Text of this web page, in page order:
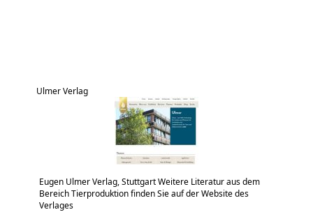
Ulmer Verlag
Eugen Ulmer Verlag, Stuttgart Weitere Literatur aus dem
Bereich Tierproduktion finden Sie auf der Website des
Verlages